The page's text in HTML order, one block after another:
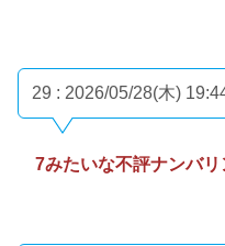
29 : 2026/05/28(木)
7みたいな不評ナンバ